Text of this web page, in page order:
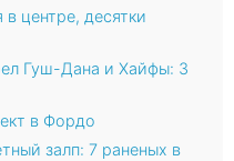
центре, десятки
Гуш-Дана и Хайфы: 3
в Фордо
залп: 7 раненых в